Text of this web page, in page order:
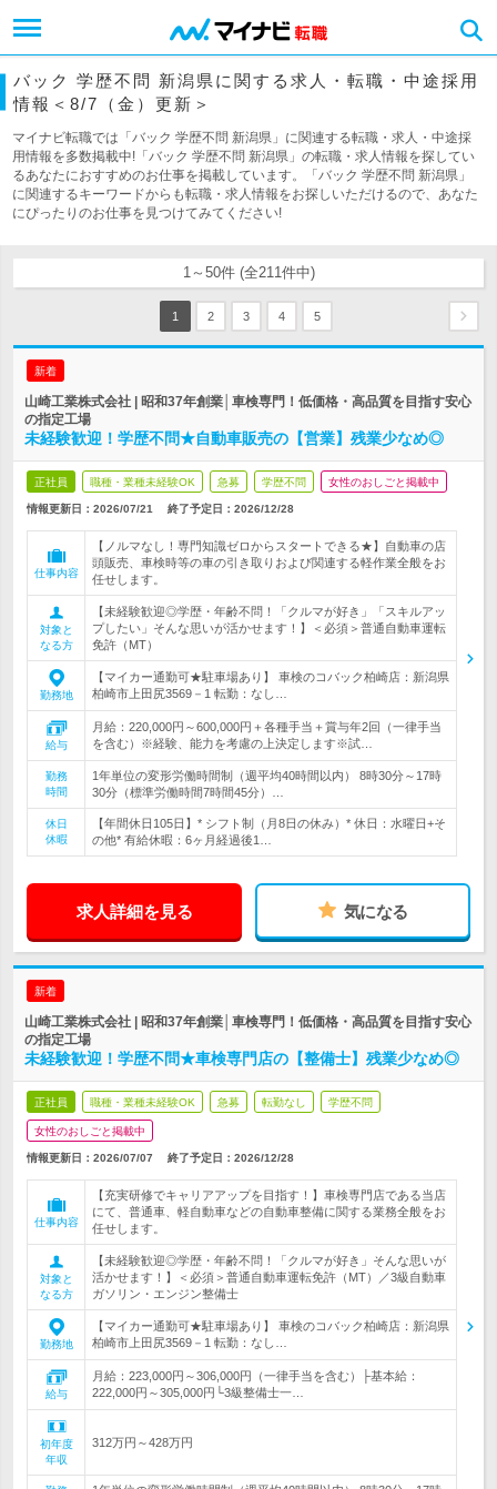
バック 学歴不問 新潟県に関する求人・転職・中途採用
情報＜8/7（金）更新＞
マイナビ転職では「バック 学歴不問 新潟県」に関連する転職・求人・中途採
用情報を多数掲載中!「バック 学歴不問 新潟県」の転職・求人情報を探してい
るあなたにおすすめのお仕事を掲載しています。「バック 学歴不問 新潟県」
に関連するキーワードからも転職・求人情報をお探しいただけるので、あなた
にぴったりのお仕事を見つけてみてください!
1～50件 (全211件中)
1 2 3 4 5
新着
山崎工業株式会社 | 昭和37年創業│車検専門！低価格・高品質を目指す安心
の指定工場
未経験歓迎！学歴不問★自動車販売の【営業】残業少なめ◎
正社員 職種・業種未経験OK 急募 学歴不問 女性のおしごと掲載中
情報更新日：2026/07/21 終了予定日： 2026/12/28
仕事内容
【ノルマなし！専門知識ゼロからスタートできる★】自動車の店
頭販売、車検時等の車の引き取りおよび関連する軽作業全般をお
任せします。
対象と
なる方
【未経験歓迎◎学歴・年齢不問！「クルマが好き」「スキルアッ
プしたい」そんな思いが活かせます！】＜必須＞普通自動車運転
免許（MT）
勤務地
【マイカー通勤可★駐車場あり】 車検のコバック柏崎店：新潟県
柏崎市上田尻3569－1 転勤：なし…
給与
月給：220,000円～600,000円＋各種手当＋賞与年2回（一律手当
を含む）※経験、能力を考慮の上決定します※試…
勤務
時間
1年単位の変形労働時間制（週平均40時間以内） 8時30分～17時
30分（標準労働時間7時間45分）…
休日
休暇
【年間休日105日】* シフト制（月8日の休み）* 休日：水曜日+そ
の他* 有給休暇：6ヶ月経過後1…
求人詳細を見る 気になる
新着
山崎工業株式会社 | 昭和37年創業│車検専門！低価格・高品質を目指す安心
の指定工場
未経験歓迎！学歴不問★車検専門店の【整備士】残業少なめ◎
正社員 職種・業種未経験OK 急募 転勤なし 学歴不問
女性のおしごと掲載中
情報更新日：2026/07/07 終了予定日： 2026/12/28
仕事内容
【充実研修でキャリアアップを目指す！】車検専門店である当店
にて、普通車、軽自動車などの自動車整備に関する業務全般をお
任せします。
対象と
なる方
【未経験歓迎◎学歴・年齢不問！「クルマが好き」そんな思いが
活かせます！】＜必須＞普通自動車運転免許（MT）／3級自動車
ガソリン・エンジン整備士
勤務地
【マイカー通勤可★駐車場あり】 車検のコバック柏崎店：新潟県
柏崎市上田尻3569－1 転勤：なし…
給与
月給：223,000円～306,000円（一律手当を含む）├基本給：
222,000円～305,000円└3級整備士一…
初年度
年収
312万円～428万円